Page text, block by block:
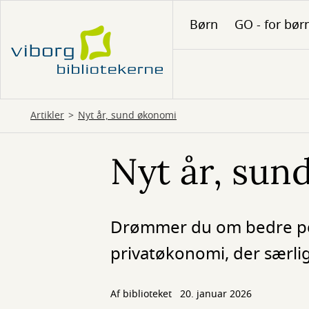
Børn GO - for
Artikler Nyt år, sund økonomi
Nyt år,
Drømmer du om bedre
privatøkonomi, der
Af biblioteket 20. januar 2026